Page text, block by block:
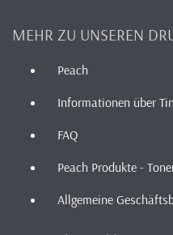
MEHR ZU UNSEREN
Peach
Informationen über
FAQ
Peach Produkte -
Allgemeine